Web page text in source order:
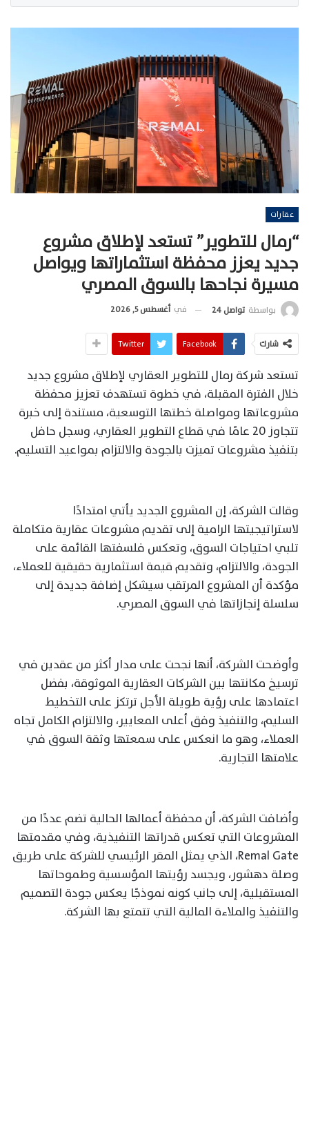
عقارات
“رمال للتطوير” تستعد لإطلاق مشروع
جديد يعزز محفظة استثماراتها ويواصل
مسيرة نجاحها بالسوق المصري
بواسطة تواصل 24 في أغسطس 5, 2026
شارك Facebook
Twitter
تستعد شركة رمال للتطوير العقاري لإطلاق مشروع جديد
خلال الفترة المقبلة، في خطوة تستهدف تعزيز محفظة
مشروعاتها ومواصلة خطتها التوسعية، مستندة إلى خبرة
تتجاوز 20 عامًا في قطاع التطوير العقاري، وسجل حافل
بتنفيذ مشروعات تميزت بالجودة والالتزام بمواعيد التسليم.
وقالت الشركة، إن المشروع الجديد يأتي امتدادًا
لاستراتيجيتها الرامية إلى تقديم مشروعات عقارية متكاملة
تلبي احتياجات السوق، وتعكس فلسفتها القائمة على
الجودة، والالتزام، وتقديم قيمة استثمارية حقيقية للعملاء،
مؤكدة أن المشروع المرتقب سيشكل إضافة جديدة إلى
سلسلة إنجازاتها في السوق المصري.
وأوضحت الشركة، أنها نجحت على مدار أكثر من عقدين في
ترسيخ مكانتها بين الشركات العقارية الموثوقة، بفضل
اعتمادها على رؤية طويلة الأجل ترتكز على التخطيط
السليم، والتنفيذ وفق أعلى المعايير، والالتزام الكامل تجاه
العملاء، وهو ما انعكس على سمعتها وثقة السوق في
علامتها التجارية.
وأضافت الشركة، أن محفظة أعمالها الحالية تضم عددًا من
المشروعات التي تعكس قدراتها التنفيذية، وفي مقدمتها
Remal Gate، الذي يمثل المقر الرئيسي للشركة على طريق
وصلة دهشور، ويجسد رؤيتها المؤسسية وطموحاتها
المستقبلية، إلى جانب كونه نموذجًا يعكس جودة التصميم
والتنفيذ والملاءة المالية التي تتمتع بها الشركة.